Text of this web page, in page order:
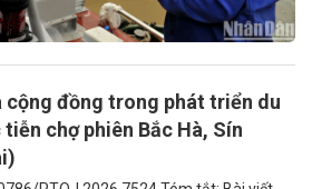
cộng đồng trong phát triển du
chợ phiên Bắc Hà, Sín